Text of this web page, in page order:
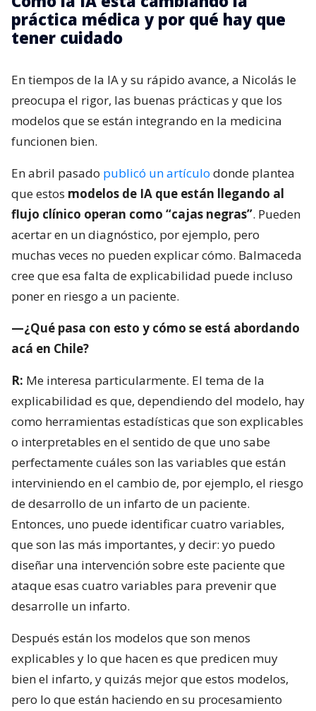
práctica médica y por qué hay que
tener cuidado
En tiempos de la IA y su rápido avance, a Nicolás le
preocupa el rigor, las buenas prácticas y que los
modelos que se están integrando en la medicina
funcionen bien.
En abril pasado publicó un artículo donde plantea
que estos modelos de IA que están llegando al
flujo clínico operan como “cajas negras”. Pueden
acertar en un diagnóstico, por ejemplo, pero
muchas veces no pueden explicar cómo. Balmaceda
cree que esa falta de explicabilidad puede incluso
poner en riesgo a un paciente.
—¿Qué pasa con esto y cómo se está abordando
acá en Chile?
R: Me interesa particularmente. El tema de la
explicabilidad es que, dependiendo del modelo, hay
como herramientas estadísticas que son explicables
o interpretables en el sentido de que uno sabe
perfectamente cuáles son las variables que están
interviniendo en el cambio de, por ejemplo, el riesgo
de desarrollo de un infarto de un paciente.
Entonces, uno puede identificar cuatro variables,
que son las más importantes, y decir: yo puedo
diseñar una intervención sobre este paciente que
ataque esas cuatro variables para prevenir que
desarrolle un infarto.
Después están los modelos que son menos
explicables y lo que hacen es que predicen muy
bien el infarto, y quizás mejor que estos modelos,
pero lo que están haciendo en su procesamiento